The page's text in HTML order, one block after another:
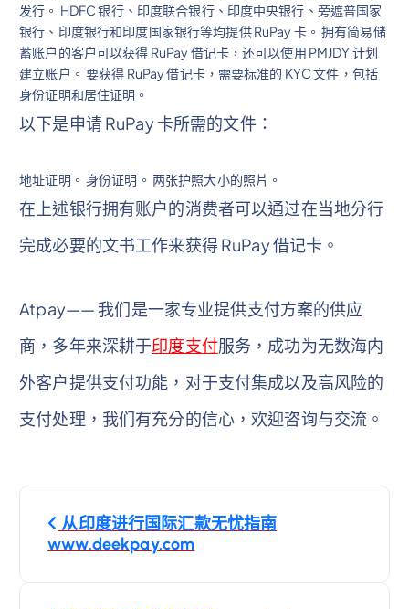
发行。 HDFC 银行、印度联合银行、印度中央银行、旁遮普国家
银行、印度银行和印度国家银行等均提供 RuPay 卡。 拥有简易储
蓄账户的客户可以获得 RuPay 借记卡，还可以使用 PMJDY 计划
建立账户。 要获得 RuPay 借记卡，需要标准的 KYC 文件，包括
身份证明和居住证明。
以下是申请 RuPay 卡所需的文件：
地址证明。 身份证明。 两张护照大小的照片。
在上述银行拥有账户的消费者可以通过在当地分行
完成必要的文书工作来获得 RuPay 借记卡。
Atpay—— 我们是一家专业提供支付方案的供应
商，多年来深耕于印度支付服务，成功为无数海内
外客户提供支付功能，对于支付集成以及高风险的
支付处理，我们有充分的信心，欢迎咨询与交流。
文
章
从印度进行国际汇款无忧指南
www.deekpay.com